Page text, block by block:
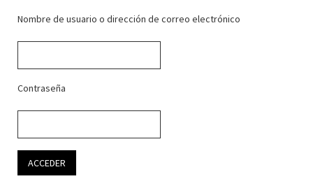
Nombre de usuario o dirección de correo electrónico
Contraseña